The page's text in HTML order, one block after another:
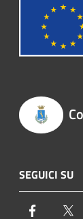
SEGUICI SU
Facebook